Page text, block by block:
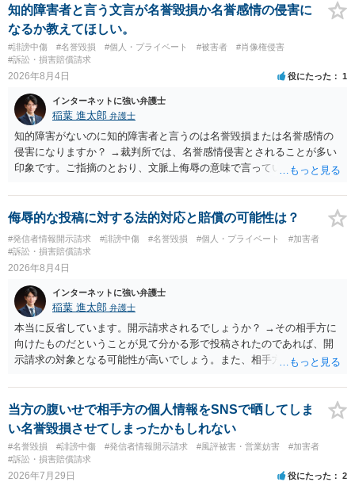
ても失敗する可能性が高いように思われます。 相手を特定できた場
合、相手に全ての弁護士費用を負担させることは可能でしょうか？ →
訴訟外の交渉で相手方が認めれば負担させることができるでしょう。
訴訟で判決となった場合は、実際の弁護士費用が認められる場合と認
められない場合があり何ともいえないところでしょう。
知的障害者と言う文言が名誉毀損か名誉感情の侵害に
なるか教えてほしい。
#誹謗中傷 #名誉毀損 #個人・プライベート #被害者
#肖像権侵害
#訴訟・損害賠償請求
2026年8月4日 役にたった 1
インターネットに強い弁護士
稲葉 進太郎 弁護士
知的障害がないのに知的障害者と言うのは名誉毀損または名誉感情の
侵害になりますか？ →裁判所では、名誉感情侵害とされることが多い
印象です。ご指摘のとおり、文脈上侮辱の意味で言っている点も加味
侮辱的な投稿に対する法的対応と賠償の可能性は？
#発信者情報開示請求 #誹謗中傷 #名誉毀損 #個人・プライベート
#加害者
#訴訟・損害賠償請求
2026年8月4日
インターネットに強い弁護士
稲葉 進太郎 弁護士
本当に反省しています。開示請求されるでしょうか？ →その相手方に
向けたものだということが見て分かる形で投稿されたのであれば、開
示請求の対象となる可能性が高いでしょう。また、相手方の投稿した
と存じます。発信者情報開示請求が進むと、投稿に使った回線の契約
者のところに、意見照会がなされます。アカウント情報開示の場合
は、アカウントの登録メールに意見照会がなされます。 また、された
場合賠償金はいくらでしょうか。 →ケースバイケースであり、数万円
から１００万単位まで様々でしょう。裁判外であれば交渉して相手方
の請求額から減額することを試みることとなるでしょう。
当方の腹いせで相手方の個人情報をSNSで晒してしま
い名誉毀損させてしまったかもしれない
#名誉毀損 #誹謗中傷 #発信者情報開示請求 #風評被害・営業妨害
#加害者
#訴訟・損害賠償請求
2026年7月29日 役にたった 2